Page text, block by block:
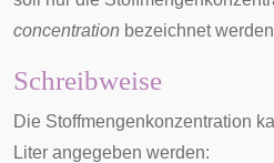
concentration bezeichnet
Schreibweise
Die Stoffmengenkonzentration
Liter angegeben werden: